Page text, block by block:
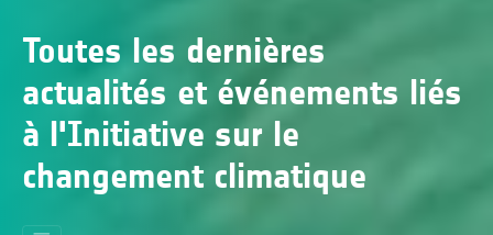
Toutes les dernières
actualités et événements liés
à l'Initiative sur le
changement climatique